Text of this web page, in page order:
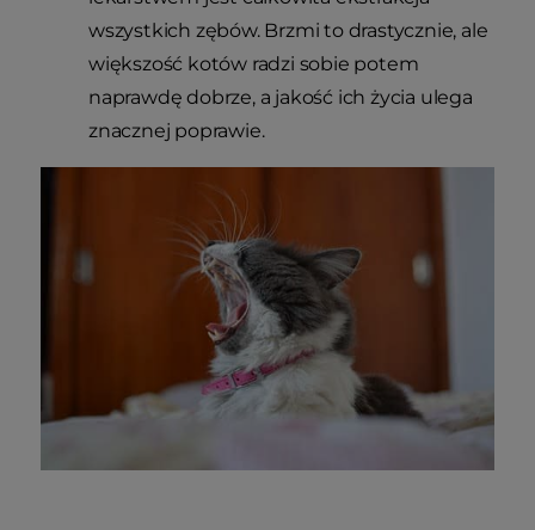
wszystkich zębów. Brzmi to drastycznie, ale
większość kotów radzi sobie potem
naprawdę dobrze, a jakość ich życia ulega
znacznej poprawie.